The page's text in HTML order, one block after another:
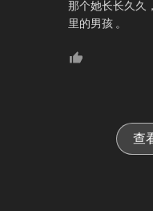
那个她长长久久
里的男孩 。
查